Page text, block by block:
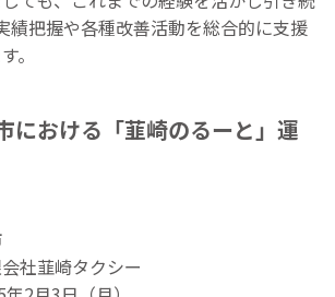
績把握や各種改善活動を総合的に支援
。
における「韮崎のるーと」運
社韮崎タクシー